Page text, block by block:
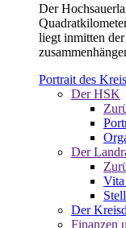
Der
liegt inmitten
Portrait des
Der HSK
Der
Vita
Der
Finanzen